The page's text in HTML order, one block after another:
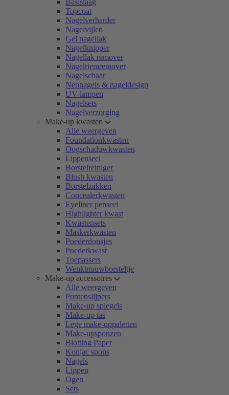
Basislaag
Topcoat
Nagelverharder
Nagelvijlen
Gel nagellak
Nagelknipper
Nagellak remover
Nagelriemremover
Nagelschaar
Nepnagels & nageldesign
UV-lampen
Nagelsets
Nagelverzorging
Make-up kwasten
Alle weergeven
Foundationkwasten
Oogschaduwkwasten
Lippenseel
Borstelreiniger
Blush kwasten
Borstelzakken
Concealerkwasten
Eyeliner penseel
Highlighter kwast
Kwastensets
Maskerkwasten
Poederdonsjes
Poederkwast
Toepassers
Wenkbrauwborsteltje
Make-up accessoires
Alle weergeven
Puntenslijpers
Make-up spiegels
Make-up tas
Lege make-uppaletten
Make-upsponzen
Blotting Paper
Konjac spons
Nagels
Lippen
Ogen
Sets